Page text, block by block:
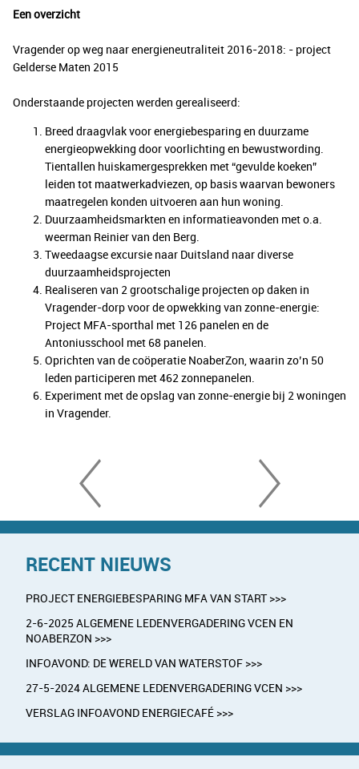
Een overzicht
Vragender op weg naar energieneutraliteit 2016-2018: - project
Gelderse Maten 2015
Onderstaande projecten werden gerealiseerd:
Breed draagvlak voor energiebesparing en duurzame
energieopwekking door voorlichting en bewustwording.
Tientallen huiskamergesprekken met “gevulde koeken”
leiden tot maatwerkadviezen, op basis waarvan bewoners
maatregelen konden uitvoeren aan hun woning.
Duurzaamheidsmarkten en informatieavonden met o.a.
weerman Reinier van den Berg.
Tweedaagse excursie naar Duitsland naar diverse
duurzaamheidsprojecten
Realiseren van 2 grootschalige projecten op daken in
Vragender-dorp voor de opwekking van zonne-energie:
Project MFA-sporthal met 126 panelen en de
Antoniusschool met 68 panelen.
Oprichten van de coöperatie NoaberZon, waarin zo’n 50
leden participeren met 462 zonnepanelen.
Experiment met de opslag van zonne-energie bij 2 woningen
in Vragender.
RECENT NIEUWS
PROJECT ENERGIEBESPARING MFA VAN START >>>
2-6-2025 ALGEMENE LEDENVERGADERING VCEN EN
NOABERZON >>>
INFOAVOND: DE WERELD VAN WATERSTOF >>>
27-5-2024 ALGEMENE LEDENVERGADERING VCEN >>>
VERSLAG INFOAVOND ENERGIECAFÉ >>>